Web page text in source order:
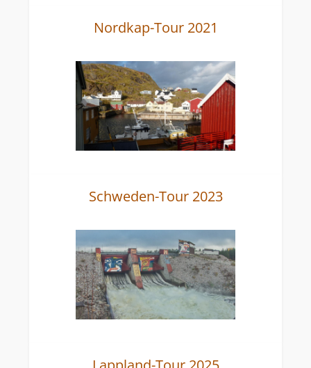
Nordkap-Tour 2021
Schweden-Tour 2023